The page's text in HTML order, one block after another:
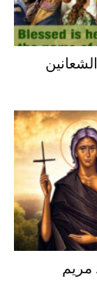
مريم